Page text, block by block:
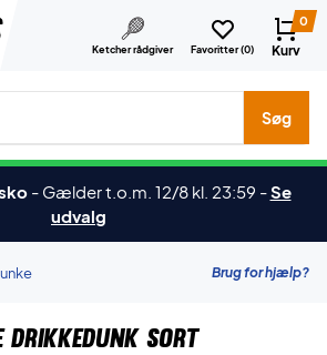
Ketcher rådgiver Favoritter (0)
0
Kurv
mærker etc.
Søg
- Gælder t.o.m. 12/8 kl. 23:59 -Se
udvalg
Brug for hjælp?
Drikkedunk Sort